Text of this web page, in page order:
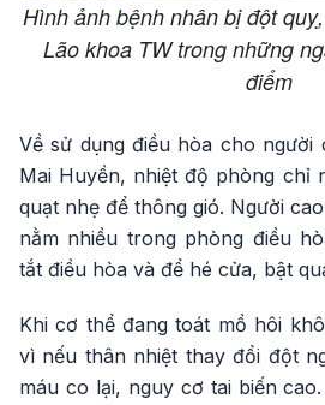
Hình ảnh bệnh nhân bị đột
Lão khoa TW trong những
điểm
Về sử dụng điều hòa cho
Mai Huyền, nhiệt độ phòng chỉ
quạt nhẹ để thông gió. Người
nằm nhiều trong phòng điều
tắt điều hòa và để hé cửa, bật
Khi cơ thể đang toát mồ hôi
vì nếu thân nhiệt thay đổi đột
máu co lại, nguy cơ tai biến